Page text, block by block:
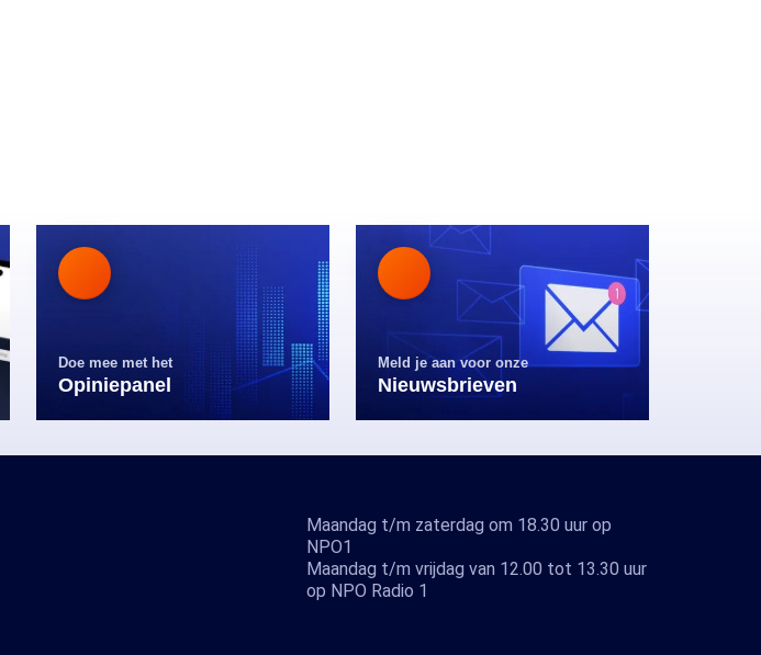
Doe mee met het
Opiniepanel
Meld je aan voor onze
Nieuwsbrieven
Maandag t/m zaterdag om 18.30 uur op
NPO1
Maandag t/m vrijdag van 12.00 tot 13.30 uur
op NPO Radio 1